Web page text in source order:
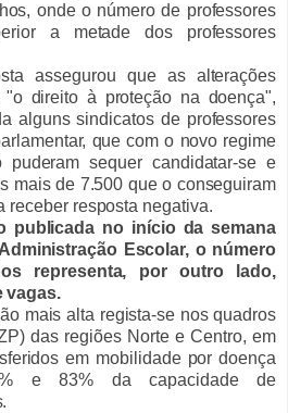
onde o número de professores
a metade dos professores
assegurou que as alterações
"o direito à proteção na doença",
alguns sindicatos de professores
que com o novo regime
puderam sequer candidatar-se e
mais de 7.500 que o conseguiram
receber resposta negativa.
publicada no início da semana
Escolar, o número
representa, por outro lado,
vagas.
mais alta regista-se nos quadros
das regiões Norte e Centro, em
em mobilidade por doença
e 83% da capacidade de